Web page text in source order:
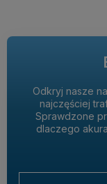
Odkryj nasze
najczęściej
Sprawdzone
dlaczego